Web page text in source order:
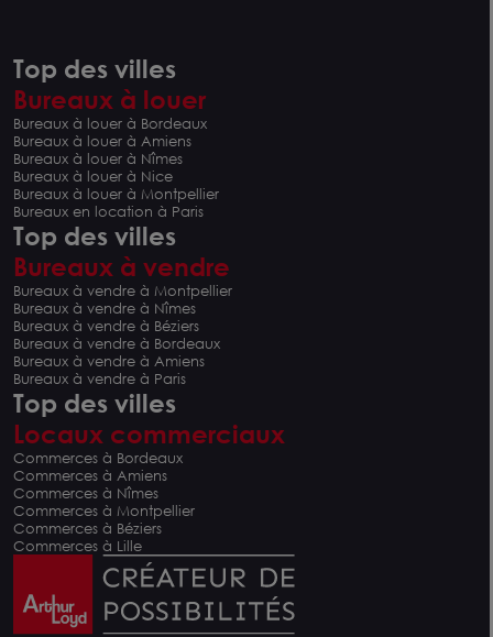
Top des villes
Bureaux à louer
Bureaux à louer à Bordeaux
Bureaux à louer à Amiens
Bureaux à louer à Nîmes
Bureaux à louer à Nice
Bureaux à louer à Montpellier
Bureaux en location à Paris
Top des villes
Bureaux à vendre
Bureaux à vendre à Montpellier
Bureaux à vendre à Nîmes
Bureaux à vendre à Béziers
Bureaux à vendre à Bordeaux
Bureaux à vendre à Amiens
Bureaux à vendre à Paris
Top des villes
Locaux commerciaux
Commerces à Bordeaux
Commerces à Amiens
Commerces à Nîmes
Commerces à Montpellier
Commerces à Béziers
Commerces à Lille